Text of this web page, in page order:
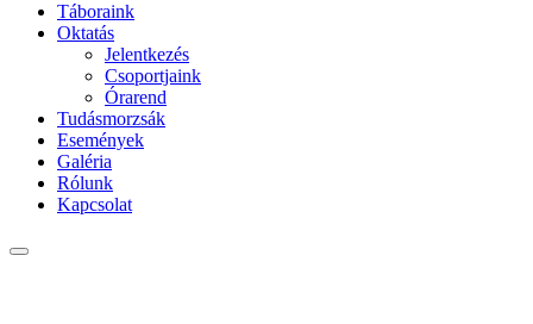
Táboraink
Oktatás
Jelentkezés
Csoportjaink
Órarend
Tudásmorzsák
Események
Galéria
Rólunk
Kapcsolat